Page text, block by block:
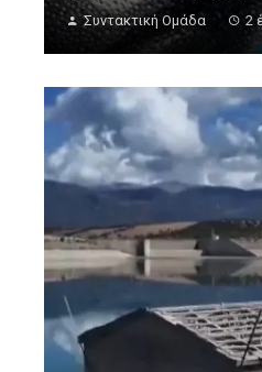
Συντακτική Ομάδα 2